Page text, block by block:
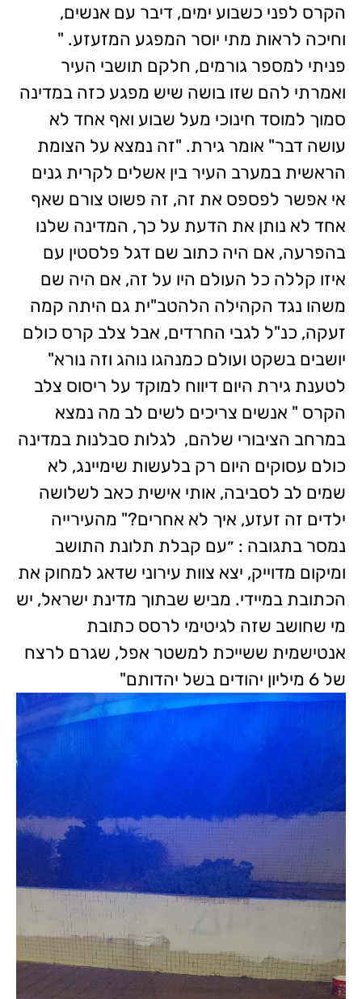
הקרס לפני כשבוע ימים, דיבר עם אנשים,
וחיכה לראות מתי יוסר המפגע המזעזע. "
פניתי למספר גורמים, חלקם תושבי העיר
ואמרתי להם שזו בושה שיש מפגע כזה במדינה
סמוך למוסד חינוכי מעל שבוע ואף אחד לא
עושה דבר" אומר גירת. "זה נמצא על הצומת
הראשית במערב העיר בין אשלים לקרית גנים
אי אפשר לפספס את זה, זה פשוט צורם שאף
אחד לא נותן את הדעת על כך, המדינה שלנו
בהפרעה, אם היה כתוב שם דגל פלסטין עם
איזו קללה כל העולם היו על זה, אם היה שם
משהו נגד הקהילה הלהטב"ית גם היתה קמה
זעקה, כנ"ל לגבי החרדים, אבל צלב קרס כולם
יושבים בשקט ועולם כמנהגו נוהג וזה נורא"
לטענת גירת היום דיווח למוקד על ריסוס צלב
הקרס " אנשים צריכים לשים לב מה נמצא
במרחב הציבורי שלהם, לגלות סבלנות במדינה
כולם עסוקים היום רק בלעשות שימיינג, לא
שמים לב לסביבה, אותי אישית כאב לשלושה
ילדים זה זעזע, איך לא אחרים?" מהעירייה
נמסר בתגובה : ״עם קבלת תלונת התושב
ומיקום מדוייק, יצא צוות עירוני שדאג למחוק את
הכתובת במיידי. מביש שבתוך מדינת ישראל, יש
מי שחושב שזה לגיטימי לרסס כתובת
אנטישמית ששייכת למשטר אפל, שגרם לרצח
של 6 מיליון יהודים בשל יהדותם"